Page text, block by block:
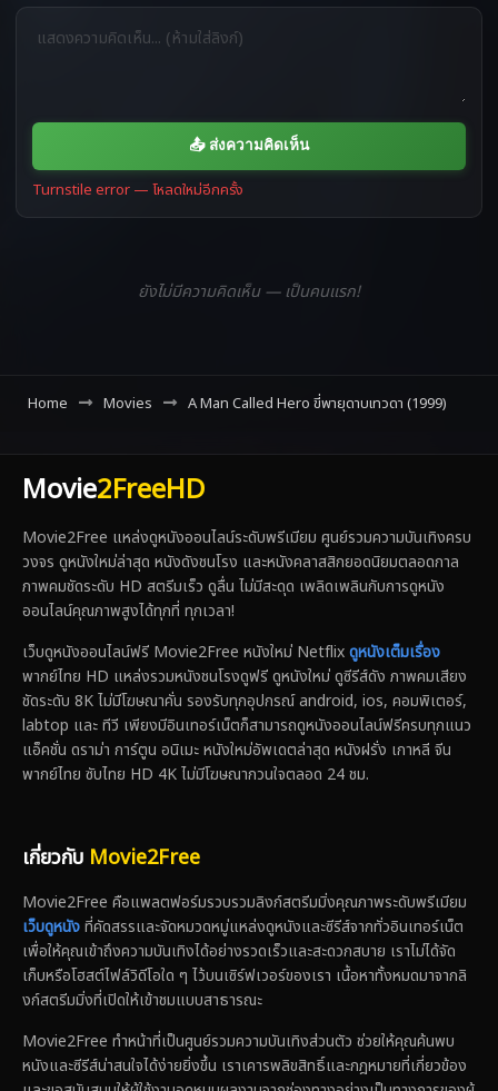
📤 ส่งความคิดเห็น
Turnstile error — โหลดใหม่อีกครั้ง
ยังไม่มีความคิดเห็น — เป็นคนแรก!
Home Movies A Man Called Hero ขี่พายุดาบเทวดา (1999)
Movie2FreeHD
Movie2Free แหล่งดูหนังออนไลน์ระดับพรีเมียม ศูนย์รวมความบันเทิงครบ
วงจร ดูหนังใหม่ล่าสุด หนังดังชนโรง และหนังคลาสสิกยอดนิยมตลอดกาล
ภาพคมชัดระดับ HD สตรีมเร็ว ดูลื่น ไม่มีสะดุด เพลิดเพลินกับการดูหนัง
ออนไลน์คุณภาพสูงได้ทุกที่ ทุกเวลา!
เว็บดูหนังออนไลน์ฟรี Movie2Free หนังใหม่ Netflixดูหนังเต็มเรื่อง
พากย์ไทย HD แหล่งรวมหนังชนโรงดูฟรี ดูหนังใหม่ ดูซีรีส์ดัง ภาพคมเสียง
ชัดระดับ 8K ไม่มีโฆษณาคั่น รองรับทุกอุปกรณ์ android, ios, คอมพิเตอร์,
labtop และ ทีวี เพียงมีอินเทอร์เน็ตก็สามารถดูหนังออนไลน์ฟรีครบทุกแนว
แอ็คชั่น ดราม่า การ์ตูน อนิเมะ หนังใหม่อัพเดตล่าสุด หนังฝรั่ง เกาหลี จีน
พากย์ไทย ซับไทย HD 4K ไม่มีโฆษณากวนใจตลอด 24 ชม.
เกี่ยวกับ Movie2Free
Movie2Free คือแพลตฟอร์มรวบรวมลิงก์สตรีมมิ่งคุณภาพระดับพรีเมียม
เว็บดูหนังที่คัดสรรและจัดหมวดหมู่แหล่งดูหนังและซีรีส์จากทั่วอินเทอร์เน็ต
เพื่อให้คุณเข้าถึงความบันเทิงได้อย่างรวดเร็วและสะดวกสบาย เราไม่ได้จัด
เก็บหรือโฮสต์ไฟล์วิดีโอใด ๆ ไว้บนเซิร์ฟเวอร์ของเรา เนื้อหาทั้งหมดมาจากลิ
งก์สตรีมมิ่งที่เปิดให้เข้าชมแบบสาธารณะ
Movie2Free ทำหน้าที่เป็นศูนย์รวมความบันเทิงส่วนตัว ช่วยให้คุณค้นพบ
หนังและซีรีส์น่าสนใจได้ง่ายยิ่งขึ้น เราเคารพลิขสิทธิ์และกฎหมายที่เกี่ยวข้อง